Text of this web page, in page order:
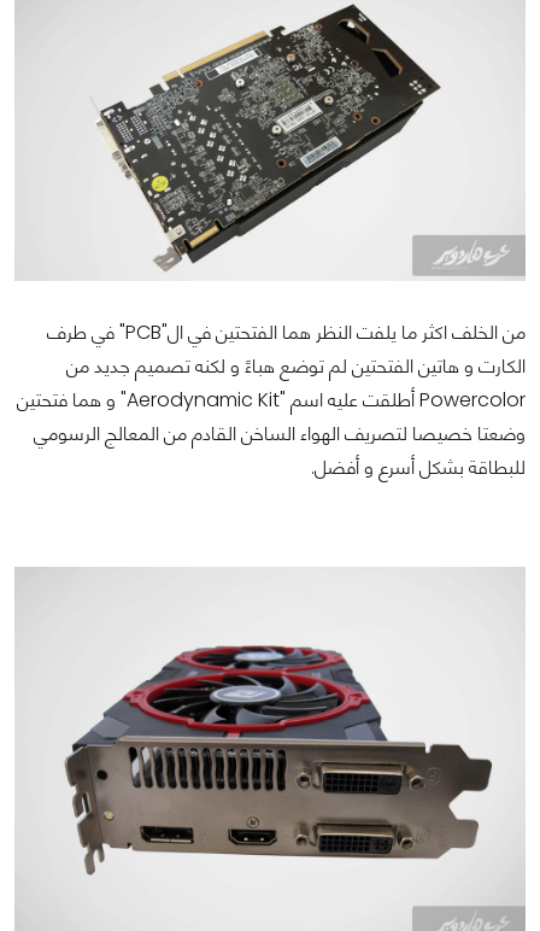
من الخلف اكثر ما يلفت النظر هما الفتحتين في ال"PCB" في طرف
الكارت و هاتين الفتحتين لم توضع هباءً و لكنه تصميم جديد من
Powercolor أطلقت عليه اسم "Aerodynamic Kit" و هما فتحتين
وضعتا خصيصا لتصريف الهواء الساخن القادم من المعالج الرسومي
للبطاقة بشكل أسرع و أفضل.